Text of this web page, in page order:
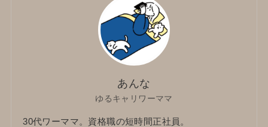
あんな
ゆるキャリワーママ
30代ワーママ。資格職の短時間正社員。